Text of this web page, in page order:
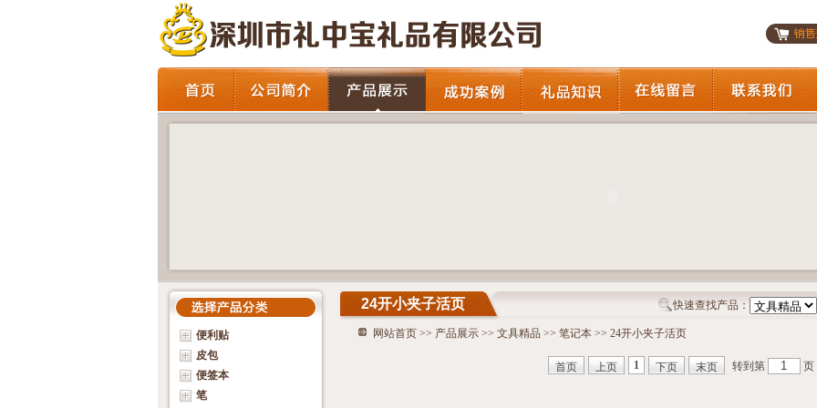
便利贴
皮包
便签本
笔
24开小夹子活页 快速查找产品：
网站首页 >> 产品展示 >> 文具精品 >> 笔记本 >> 24开小夹子活页
首页 上页 1 下页 末页 转到第 页